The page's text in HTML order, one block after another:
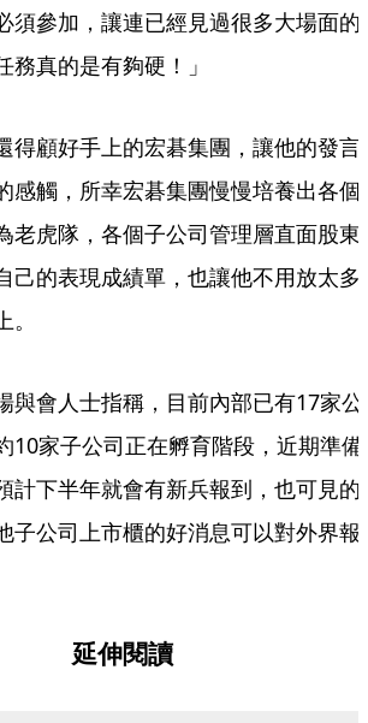
須參加，讓連已經見過很多大場面的
務真的是有夠硬！」
得顧好手上的宏碁集團，讓他的發言
感觸，所幸宏碁集團慢慢培養出各個
老虎隊，各個子公司管理層直面股東
己的表現成績單，也讓他不用放太多
與會人士指稱，目前內部已有17家公
10家子公司正在孵育階段，近期準備
計下半年就會有新兵報到，也可見的
子公司上市櫃的好消息可以對外界報
延伸閱讀